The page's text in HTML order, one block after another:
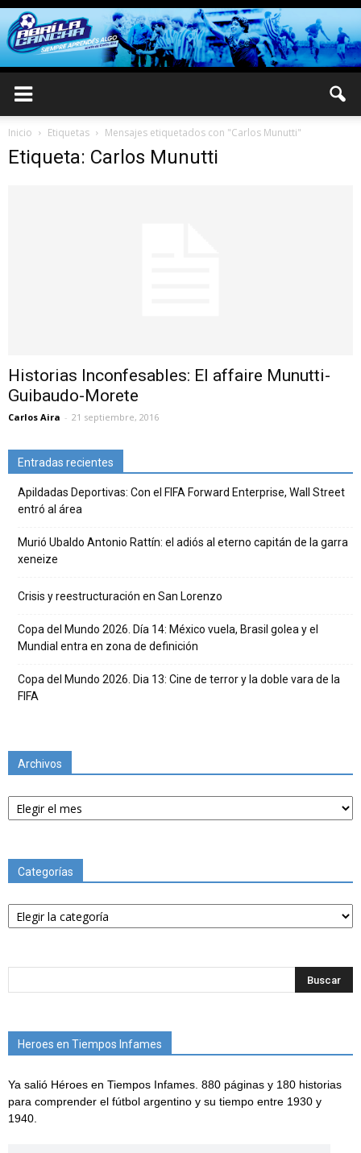
Inicio Etiquetas Mensajes etiquetados con "Carlos Munutti"
Etiqueta: Carlos Munutti
Historias Inconfesables: El affaire Munutti-
Guibaudo-Morete
Carlos Aira - 21 septiembre, 2016
Entradas recientes
Apildadas Deportivas: Con el FIFA Forward Enterprise, Wall Street
entró al área
Murió Ubaldo Antonio Rattín: el adiós al eterno capitán de la garra
xeneize
Crisis y reestructuración en San Lorenzo
Copa del Mundo 2026. Día 14: México vuela, Brasil golea y el
Mundial entra en zona de definición
Copa del Mundo 2026. Dia 13: Cine de terror y la doble vara de la
FIFA
Archivos
Archivos
Categorías
Categorías
Heroes en Tiempos Infames
Ya salió Héroes en Tiempos Infames. 880 páginas y 180 historias
para comprender el fútbol argentino y su tiempo entre 1930 y
1940.